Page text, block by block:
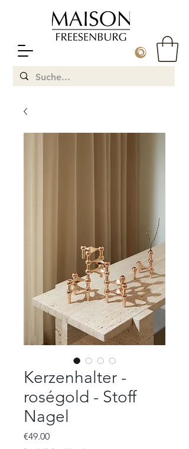
Kerzenhalter -
roségold - Stoff
Nagel
€49.00Price